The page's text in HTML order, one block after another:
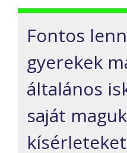
Fontos
gyerekek
általános
saját